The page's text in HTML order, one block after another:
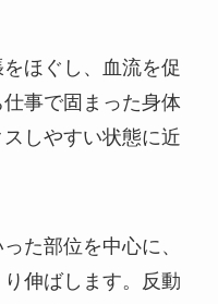
ほぐし、血流を促
事で固まった身体
しやすい状態に近
た部位を中心に、
伸ばします。反動